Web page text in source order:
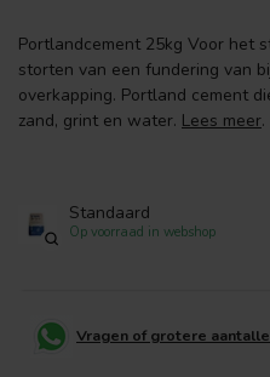
Portlandcement 25kg Voor het
storten van een fundering van
overkapping. Portland cement
zand, grint en water. Lees meer.
Standaard
Op voorraad in webshop
Vragen of grotere